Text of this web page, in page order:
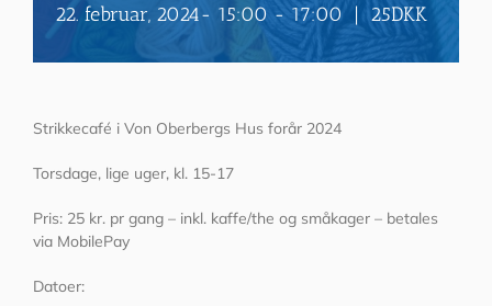
22. februar, 2024- 15:00 -17:00 | 25DKK
Strikkecafé i Von Oberbergs Hus forår 2024
Torsdage, lige uger, kl. 15-17
Pris: 25 kr. pr gang – inkl. kaffe/the og småkager – betales
via MobilePay
Datoer: